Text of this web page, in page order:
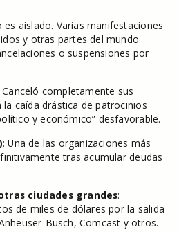
aislado. Varias manifestaciones
y otras partes del mundo
o suspensiones por
Canceló completamente sus
caída drástica de patrocinios
y económico” desfavorable.
: Una de las organizaciones más
tras acumular deudas
ciudades grandes:
de miles de dólares por la salida
Busch, Comcast y otros.